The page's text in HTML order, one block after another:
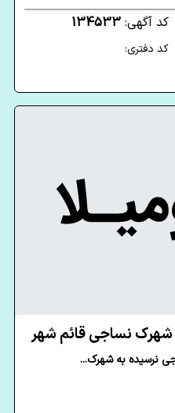
کد آگهی: 134533
کد دفتری: